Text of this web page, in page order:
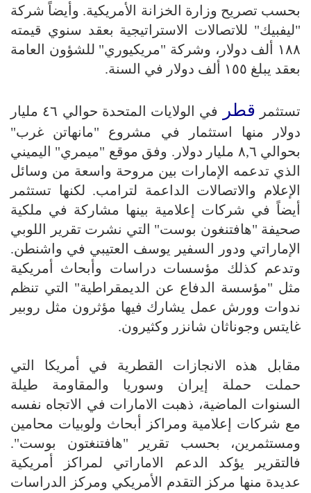
بحسب تصريح وزارة الخزانة الأمريكية. وأيضاً شركة
"ليفبيك" للاتصالات الاستراتيجية بعقد سنوي قيمته
۱۸۸ ألف دولار، وشركة "مريكيوري" للشؤون العامة
بعقد يبلغ ۱٥٥ ألف دولار في السنة.
تستثمر قطر
في الولايات المتحدة حوالي ٤٦ مليار
دولار منها استثمار في مشروع "مانهاتن غرب"
بحوالي ۸,٦ مليار دولار. وفق موقع "ميمري" اليميني
الذي تدعمه الإمارات بين مروحة واسعة من وسائل
الإعلام والاتصالات الداعمة لترامب. لكنها تستثمر
أيضاً في شركات إعلامية بينها مشاركة في ملكية
صحيفة "هافتنغون بوست" التي نشرت تقرير اللوبي
الإماراتي ودور السفير يوسف العتيبي في واشنطن.
وتدعم كذلك مؤسسات دراسات وأبحاث أمريكية
مثل "مؤسسة الدفاع عن الديمقراطية" التي تنظم
ندوات وورش عمل يشارك فيها مؤثرون مثل روبير
غايتس وجوناثان شانزر وكثيرون.
مقابل هذه الانجازات القطرية في أمريكا التي
حملت حملة إيران وسوريا والمقاومة طيلة
السنوات الماضية، ذهبت الامارات في الاتجاه نفسه
مع شركات إعلامية ومراكز أبحاث ولوبيات محامين
ومستثمرين، بحسب تقرير "هافتنغتون بوست".
فالتقرير يؤكد الدعم الاماراتي لمراكز أمريكية
عديدة منها مركز التقدم الأمريكي ومركز الدراسات